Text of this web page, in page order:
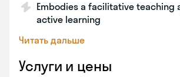
Embodies a facilitative teaching
active learning
Читать дальше
Услуги и цены